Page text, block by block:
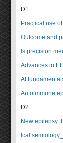
D1
Practical use
Outcome and
Is precision
Advances in
AI
Autoimmune
D2
New epilepsy
Ical